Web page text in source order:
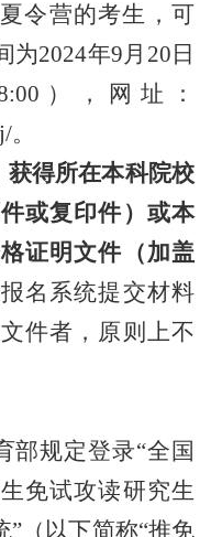
令营的考生，可
为2024年9月20日
），
网址：
获得所在本科院校
或复印件）或本
证明文件（加盖
名系统提交材料
件者，原则上不
部规定登录“全国
免试攻读研究生
”（以下简称“推免